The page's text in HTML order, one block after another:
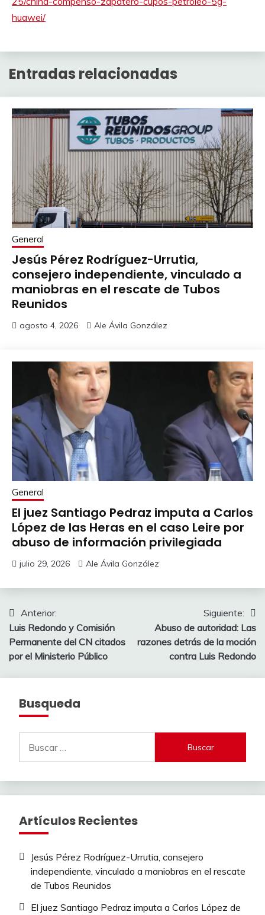
huawei/
Entradas relacionadas
General
Jesús Pérez Rodríguez-Urrutia,
consejero independiente, vinculado a
maniobras en el rescate de Tubos
Reunidos
agosto 4, 2026 Ale Ávila González
General
El juez Santiago Pedraz imputa a Carlos
López de las Heras en el caso Leire por
abuso de información privilegiada
julio 29, 2026 Ale Ávila González
Navegación
de
entradas
Anterior:
Luis Redondo y Comisión
Permanente del CN citados
por el Ministerio Público
Siguiente:
Abuso de autoridad: Las
razones detrás de la moción
contra Luis Redondo
Busqueda
Artículos Recientes
Jesús Pérez Rodríguez-Urrutia, consejero
independiente, vinculado a maniobras en el rescate
de Tubos Reunidos
El juez Santiago Pedraz imputa a Carlos López de